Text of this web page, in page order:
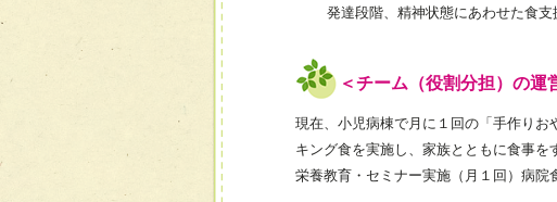
発達段階、精神状態にあわせた食支
＜チーム（役割分担）の運
現在、小児病棟で月に１回の「手作り
キング食を実施し、家族とともに食事を
栄養教育・セミナー実施（月１回）病